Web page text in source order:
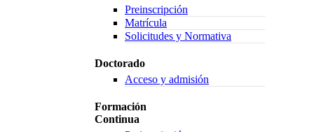
Preinscripción
Matrícula
Solicitudes y Normativa
Doctorado
Acceso y admisión
Formación
Continua